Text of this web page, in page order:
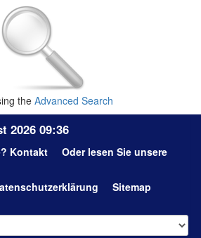
the Advanced Search
2026 09:36
Kontakt
Oder lesen Sie unsere
Sitemap